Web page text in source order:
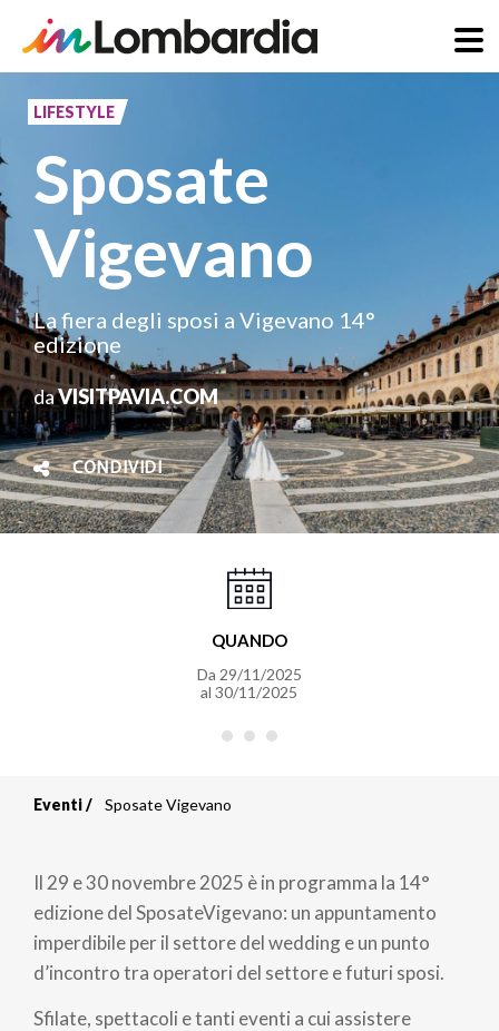
principale
LIFESTYLE
Sposate
Vigevano
La fiera degli sposi a Vigevano 14°
edizione
daVISITPAVIA.COM
CONDIVIDI
QUANDO
Da 29/11/2025
al 30/11/2025
Briciole
di
pane
Eventi Sposate Vigevano
Il 29 e 30 novembre 2025 è in programma la 14°
edizione del SposateVigevano: un appuntamento
imperdibile per il settore del wedding e un punto
d’incontro tra operatori del settore e futuri sposi.
Sfilate, spettacoli e tanti eventi a cui assistere